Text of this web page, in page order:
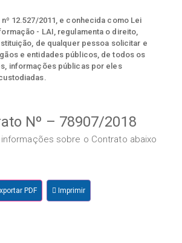
12.527/2011, e conhecida como Lei
- LAI, regulamenta o direito,
de qualquer pessoa solicitar e
e entidades públicos, de todos os
informações públicas por eles
Nº – 78907/2018
sobre o Contrato abaixo
PDF Imprimir